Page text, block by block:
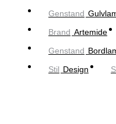
Genstand
Brand Artemide
Genstand
Stil Design